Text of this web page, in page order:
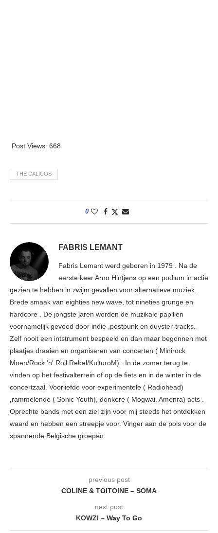
Post Views: 668
THE CALICOS
0
FABRIS LEMANT
Fabris Lemant werd geboren in 1979 . Na de
eerste keer Arno Hintjens op een podium in actie
gezien te hebben in zwijm gevallen voor alternatieve muziek.
Brede smaak van eighties new wave, tot nineties grunge en
hardcore . De jongste jaren worden de muzikale papillen
voornamelijk gevoed door indie ,postpunk en duyster-tracks.
Zelf nooit een intstrument bespeeld en dan maar begonnen met
plaatjes draaien en organiseren van concerten ( Minirock
Moen/Rock 'n' Roll Rebel/KulturoM) . In de zomer terug te
vinden op het festivalterrein of op de fiets en in de winter in de
concertzaal. Voorliefde voor experimentele ( Radiohead)
,rammelende ( Sonic Youth), donkere ( Mogwai, Amenra) acts .
Oprechte bands met een ziel zijn voor mij steeds het ontdekken
waard en hebben een streepje voor. Vinger aan de pols voor de
spannende Belgische groepen.
previous post
COLINE & TOITOINE – SOMA
next post
KOWZI – Way To Go